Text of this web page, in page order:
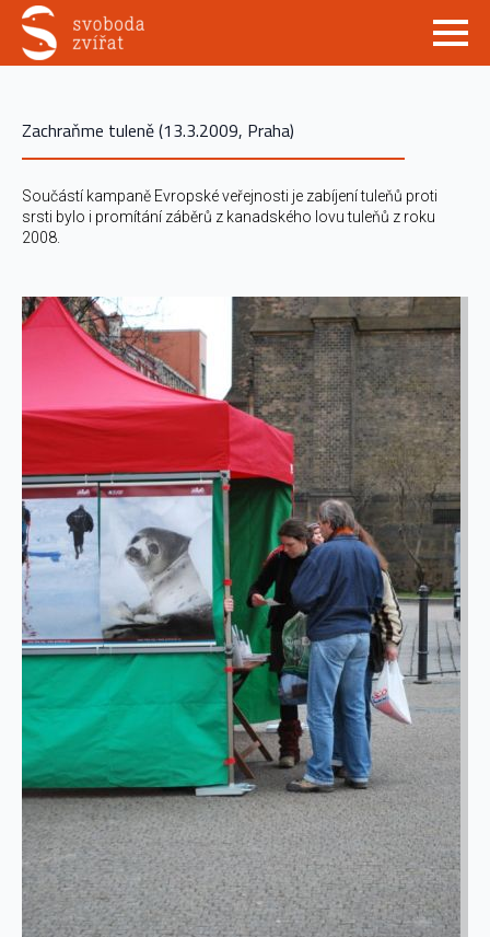
Zachraňme tuleně (13.3.2009, Praha)
Součástí kampaně Evropské veřejnosti je zabíjení tuleňů proti
srsti bylo i promítání záběrů z kanadského lovu tuleňů z roku
2008.